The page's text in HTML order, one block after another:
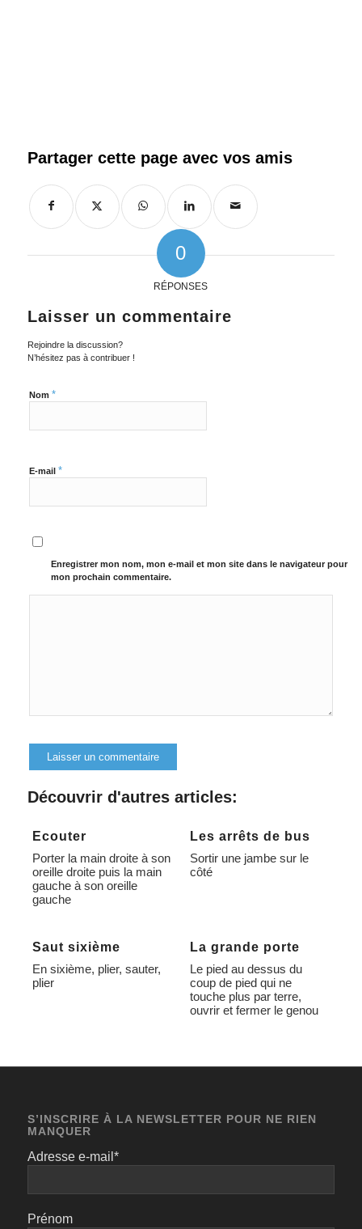
0
RÉPONSES
Laisser un commentaire
Rejoindre la discussion?
N’hésitez pas à contribuer !
Nom *
E-mail *
Enregistrer mon nom, mon e-mail et mon site dans le navigateur pour
mon prochain commentaire.
Alternative:
Découvrir d'autres articles:
Ecouter
Porter la main droite à son
oreille droite puis la main
gauche à son oreille
gauche
Les arrêts de bus
Sortir une jambe sur le
côté
Saut sixième
En sixième, plier, sauter,
plier
La grande porte
Le pied au dessus du
coup de pied qui ne
touche plus par terre,
ouvrir et fermer le genou
S’INSCRIRE À LA NEWSLETTER POUR NE RIEN
MANQUER
Adresse e-mail*
Prénom